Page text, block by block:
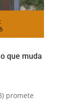
que muda
promete